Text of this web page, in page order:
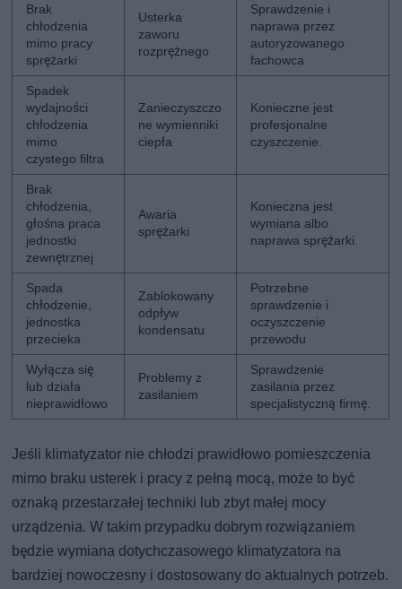
Brak
chłodzenia
mimo pracy
sprężarki
Usterka
zaworu
rozprężnego
Sprawdzenie i
naprawa przez
autoryzowanego
fachowca
Spadek
wydajności
chłodzenia
mimo
czystego filtra
Zanieczyszczo
ne wymienniki
ciepła
Konieczne jest
profesjonalne
czyszczenie.
Brak
chłodzenia,
głośna praca
jednostki
zewnętrznej
Awaria
sprężarki
Konieczna jest
wymiana albo
naprawa sprężarki.
Spada
chłodzenie,
jednostka
przecieka
Zablokowany
odpływ
kondensatu
Potrzebne
sprawdzenie i
oczyszczenie
przewodu
Wyłącza się
lub działa
nieprawidłowo
Problemy z
zasilaniem
Sprawdzenie
zasilania przez
specjalistyczną firmę.
Jeśli klimatyzator nie chłodzi prawidłowo pomieszczenia
mimo braku usterek i pracy z pełną mocą, może to być
oznaką przestarzałej techniki lub zbyt małej mocy
urządzenia. W takim przypadku dobrym rozwiązaniem
będzie wymiana dotychczasowego klimatyzatora na
bardziej nowoczesny i dostosowany do aktualnych potrzeb.